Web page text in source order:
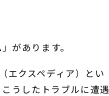
」があります。
クスペディア）とい
うしたトラブルに遭遇